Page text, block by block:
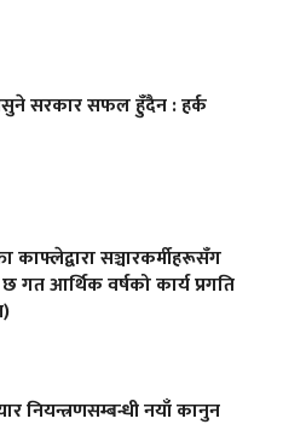
सरकार सफल हुँदैन : हर्क
काफ्लेद्वारा सञ्चारकर्मीहरूसँग
छ गत आर्थिक वर्षको कार्य प्रगति
नियन्त्रणसम्बन्धी नयाँ कानुन